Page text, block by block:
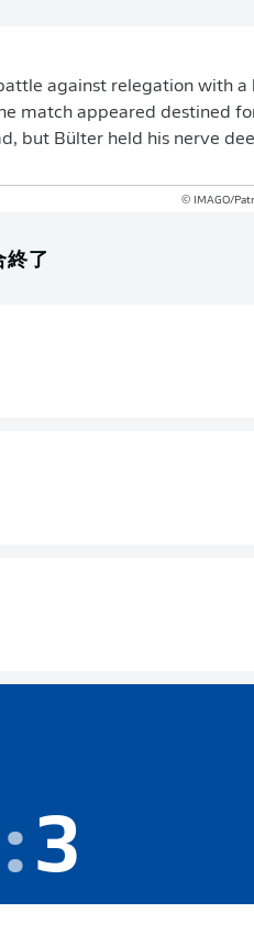
against relegation with a
match appeared destined
but Bülter held his nerve
© IMAGO/
終了
:3